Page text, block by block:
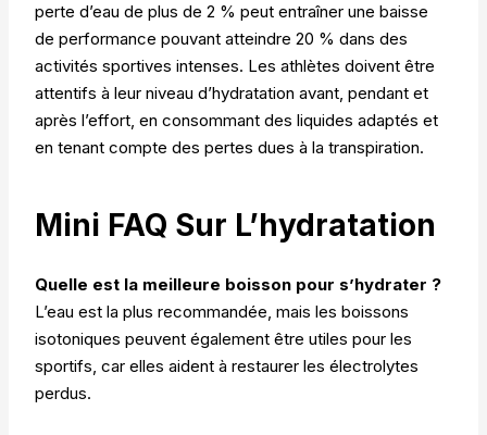
perte d’eau de plus de 2 % peut entraîner une baisse
de performance pouvant atteindre 20 % dans des
activités sportives intenses. Les athlètes doivent être
attentifs à leur niveau d’hydratation avant, pendant et
après l’effort, en consommant des liquides adaptés et
en tenant compte des pertes dues à la transpiration.
Mini FAQ Sur L’hydratation
Quelle est la meilleure boisson pour s’hydrater ?
L’eau est la plus recommandée, mais les boissons
isotoniques peuvent également être utiles pour les
sportifs, car elles aident à restaurer les électrolytes
perdus.